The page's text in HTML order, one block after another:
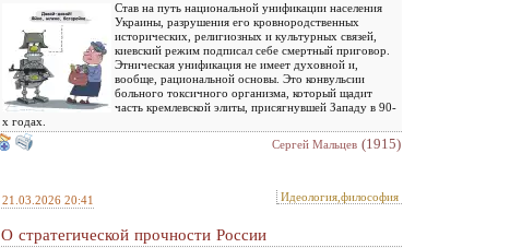
Став на путь национальной унификации населения
Украины, разрушения его кровнородственных
исторических, религиозных и культурных связей,
киевский режим подписал себе смертный приговор.
Этническая унификация не имеет духовной и,
вообще, рациональной основы. Это конвульсии
больного токсичного организма, который щадит
часть кремлевской элиты, присягнувшей Западу в 90-
х годах.
Сергей Мальцев (1915)
21.03.2026 20:41 Идеология,философия
О стратегической прочности России